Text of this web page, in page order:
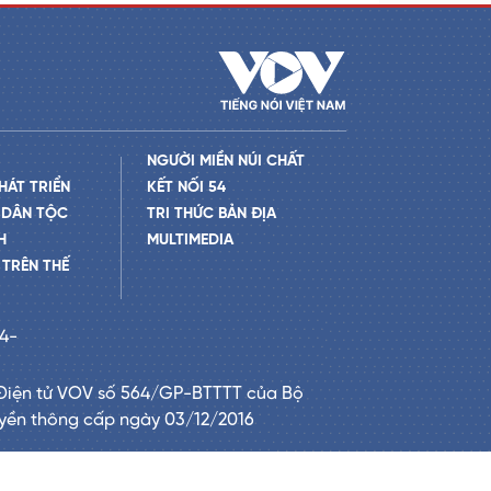
TRIỂN
TỘC
THẾ
NGƯỜI MIỀN NÚI CHẤT
KẾT NỐI 54
TRI THỨC BẢN ĐỊA
MULTIMEDIA
tử VOV số 564/GP-BTTTT của Bộ
thông cấp ngày 03/12/2016